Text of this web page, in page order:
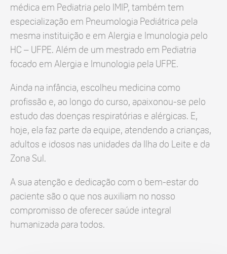
médica em Pediatria pelo IMIP, também tem
especialização em Pneumologia Pediátrica pela
mesma instituição e em Alergia e Imunologia pelo
HC – UFPE. Além de um mestrado em Pediatria
focado em Alergia e Imunologia pela UFPE.
Ainda na infância, escolheu medicina como
profissão e, ao longo do curso, apaixonou-se pelo
estudo das doenças respiratórias e alérgicas. E,
hoje, ela faz parte da equipe, atendendo a crianças,
adultos e idosos nas unidades da Ilha do Leite e da
Zona Sul.
A sua atenção e dedicação com o bem-estar do
paciente são o que nos auxiliam no nosso
compromisso de oferecer saúde integral
humanizada para todos.